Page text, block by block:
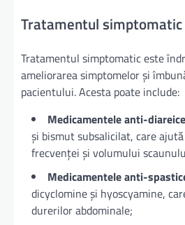
Tratamentul simptomatic
Tratamentul simptomatic este
ameliorarea simptomelor și
pacientului. Acesta poate include:
Medicamentele anti-diareice
și bismut subsalicilat, care
frecvenței și volumului
Medicamentele anti-
dicyclomine și hyoscyamine,
durerilor abdominale;